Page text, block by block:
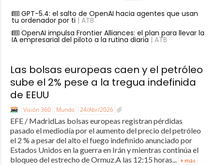
GPT-5.4: el salto de OpenAI hacia agentes que usan
tu ordenador por ti | ATB
OpenAI impulsa Frontier Alliances: el plan para llevar la
IA empresarial del piloto a la rutina diaria | ATB
Las bolsas europeas caen y el petróleo
sube el 2% pese a la tregua indefinida
de EEUU
Visión 360 Mundo 24/Abr/2026
EFE / MadridLas bolsas europeas registran pérdidas
pasado el mediodía por el aumento del precio del petróleo
el 2 % a pesar del alto el fuego indefinido anunciado por
Estados Unidos en la guerra en Irán y mientras continúa el
bloqueo del estrecho de Ormuz.A las 12:15 horas... + más